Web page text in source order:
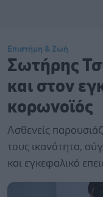
Επιστήμη & Ζωή
Σωτήρης
και στον
κορωνοϊός
Ασθενείς
τους ικανότητα,
και εγκεφαλικό